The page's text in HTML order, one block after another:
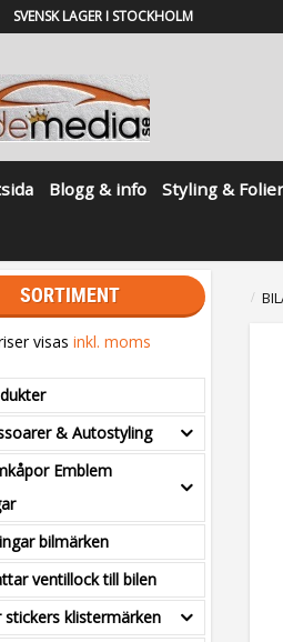
SVENSK LAGER I STOCKHOLM
Blogg & info Styling &
SORTIMENT
visasinkl. moms
& Autostyling
Emblem
bilmärken
ventillock till bilen
stickers klistermärken